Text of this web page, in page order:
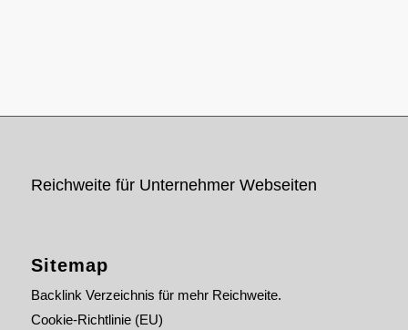
Reichweite für Unternehmer Webseiten
Sitemap
Backlink Verzeichnis für mehr Reichweite.
Cookie-Richtlinie (EU)